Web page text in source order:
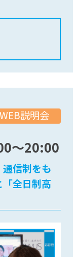
WEB説明会
〜20:00
通信制をも
全日制高